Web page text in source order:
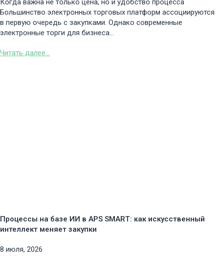
Когда важна не только цена, но и удобство процесса
Большинство электронных торговых платформ ассоциируются
в первую очередь с закупками. Однако современные
электронные торги для бизнеса...
Читать далее...
Процессы на базе ИИ в APS SMART: как искусственный
интеллект меняет закупки
8 июля, 2026